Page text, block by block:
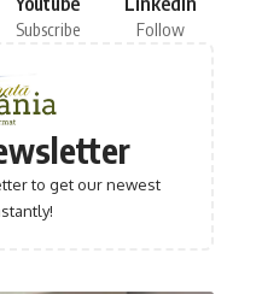
Subscribe Follow
to get our newest